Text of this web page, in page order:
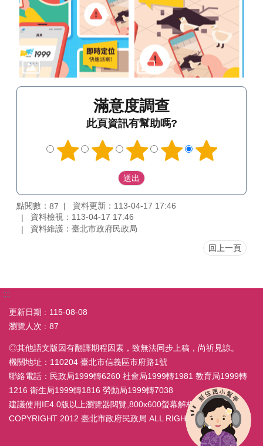
滿意度調查
此頁資訊有幫助嗎?
點閱數： 87
資料更新：113-04-17 17:46
資料檢視：113-04-17 17:46
資料維護：臺北市政府民政局
回上一頁
:::
更新日期
115-08-08
瀏覽人次
87
◎其他語文版因有翻譯期程因素，致無法同步上稿，尚祈見諒。
機關地址：110204 臺北市信義區市府路1號
聯絡電話：民政局1999轉6260 社會局1999轉1981 教育局1999轉
1216 衛生局1999轉1816 勞動局1999轉7038
建議使用IE4.0版以上瀏覽器閱覽,800x600螢幕解析度
COPYRIGHT 2012 臺北市政府民政局 ALL RIGHT RESERVED